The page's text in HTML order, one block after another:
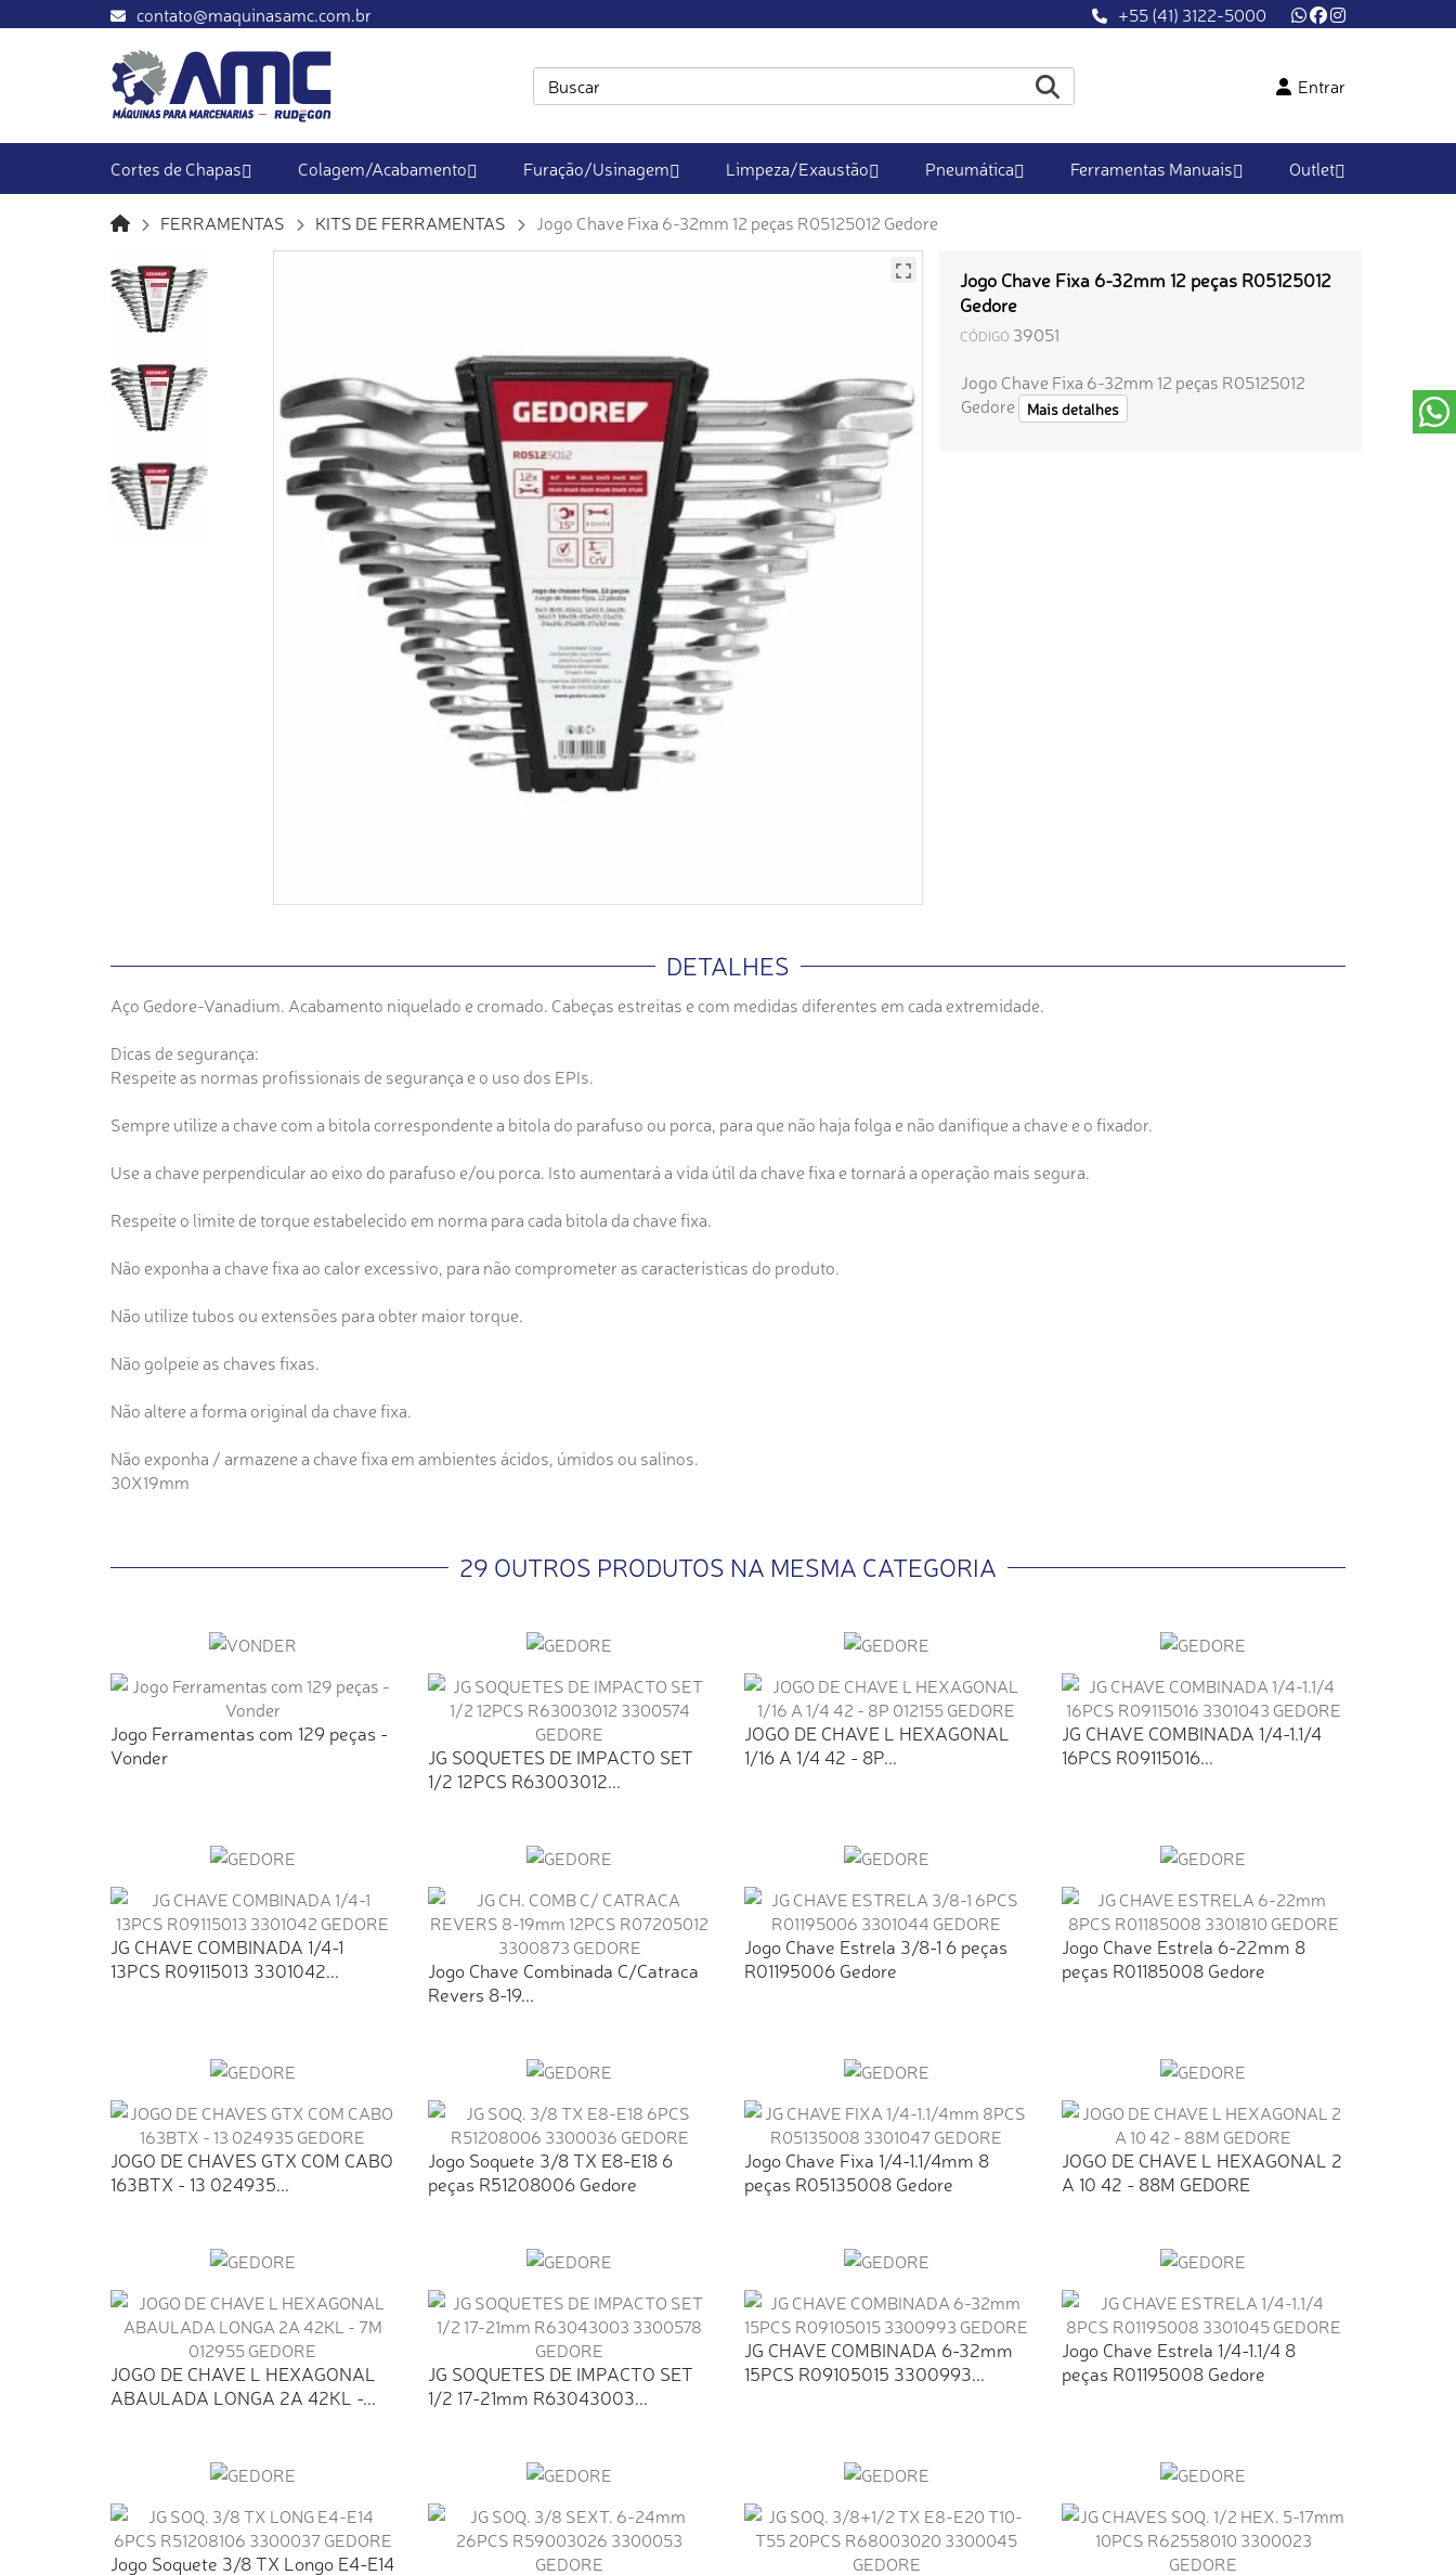
contato@maquinasamc.com.br +55 (41) 3122-5000
Entrar
Cortes de Chapas Colagem/Acabamento Furação/Usinagem Limpeza/Exaustão Pneumática Ferramentas Manuais Outlet
FERRAMENTAS KITS DE FERRAMENTAS Jogo Chave Fixa 6-32mm 12 peças R05125012 Gedore
Jogo Chave Fixa 6-32mm 12 peças R05125012
Gedore
CÓDIGO 39051
Jogo Chave Fixa 6-32mm 12 peças R05125012
Gedore
Mais detalhes
DETALHES
Aço Gedore-Vanadium. Acabamento niquelado e cromado. Cabeças estreitas e com medidas diferentes em cada extremidade.
Dicas de segurança:
Respeite as normas profissionais de segurança e o uso dos EPIs.
Sempre utilize a chave com a bitola correspondente a bitola do parafuso ou porca, para que não haja folga e não danifique a chave e o fixador.
Use a chave perpendicular ao eixo do parafuso e/ou porca. Isto aumentará a vida útil da chave fixa e tornará a operação mais segura.
Respeite o limite de torque estabelecido em norma para cada bitola da chave fixa.
Não exponha a chave fixa ao calor excessivo, para não comprometer as características do produto.
Não utilize tubos ou extensões para obter maior torque.
Não golpeie as chaves fixas.
Não altere a forma original da chave fixa.
Não exponha / armazene a chave fixa em ambientes ácidos, úmidos ou salinos.
30X19mm
29 OUTROS PRODUTOS NA MESMA CATEGORIA
Jogo Ferramentas com 129 peças -
Vonder
JG SOQUETES DE IMPACTO SET
1/2 12PCS R63003012...
JOGO DE CHAVE L HEXAGONAL
1/16 A 1/4 42 - 8P...
JG CHAVE COMBINADA 1/4-1.1/4
16PCS R09115016...
JG CHAVE COMBINADA 1/4-1
13PCS R09115013 3301042...
Jogo Chave Combinada C/Catraca
Revers 8-19...
Jogo Chave Estrela 3/8-1 6 peças
R01195006 Gedore
Jogo Chave Estrela 6-22mm 8
peças R01185008 Gedore
JOGO DE CHAVES GTX COM CABO
163BTX - 13 024935...
Jogo Soquete 3/8 TX E8-E18 6
peças R51208006 Gedore
Jogo Chave Fixa 1/4-1.1/4mm 8
peças R05135008 Gedore
JOGO DE CHAVE L HEXAGONAL 2
A 10 42 - 88M GEDORE
JOGO DE CHAVE L HEXAGONAL
ABAULADA LONGA 2A 42KL -...
JG SOQUETES DE IMPACTO SET
1/2 17-21mm R63043003...
JG CHAVE COMBINADA 6-32mm
15PCS R09105015 3300993...
Jogo Chave Estrela 1/4-1.1/4 8
peças R01195008 Gedore
Jogo Soquete 3/8 TX Longo E4-E14